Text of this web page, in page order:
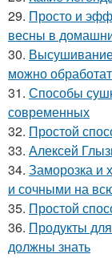
29. Просто и
весны в
30. Высушивание
можно
31. Способы
современных
32. Простой
33. Алексей
34. Заморозка и
и сочными на
35. Простой
36. Продукты
должны знать